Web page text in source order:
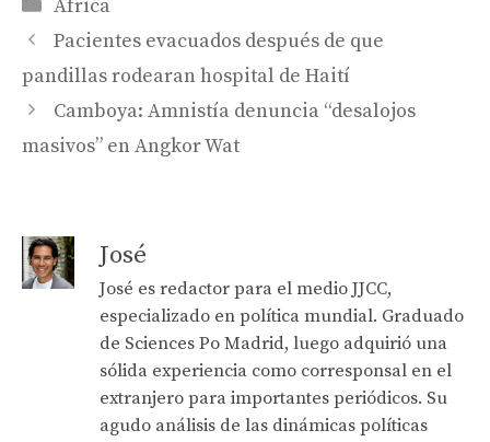
África
Pacientes evacuados después de que
pandillas rodearan hospital de Haití
Camboya: Amnistía denuncia “desalojos
masivos” en Angkor Wat
José
José es redactor para el medio JJCC,
especializado en política mundial. Graduado
de Sciences Po Madrid, luego adquirió una
sólida experiencia como corresponsal en el
extranjero para importantes periódicos. Su
agudo análisis de las dinámicas políticas